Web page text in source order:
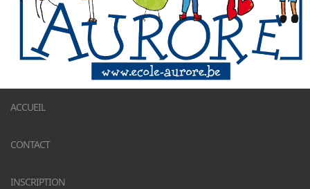
ACCUEIL
CONTACT
INSCRIPTION